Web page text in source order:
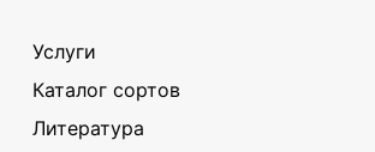
Услуги
Каталог сортов
Литература